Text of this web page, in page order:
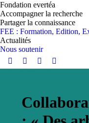
Fondation evertéa
Accompagner la recherche
Partager la connaissance
FEE : Formation, Edition,
Actualités
Nous soutenir
Instagram
window
YouTube
in
new
window
LinkedIn
in
new
window
Facebook
in
new
window